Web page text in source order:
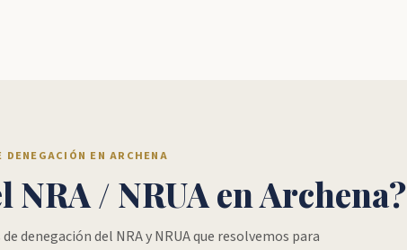
DENEGACIÓN EN ARCHENA
NRA / NRUA en Archena?
denegación del NRA y NRUA que resolvemos para